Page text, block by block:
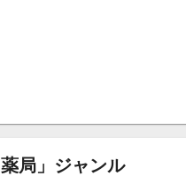
局」ジャンル